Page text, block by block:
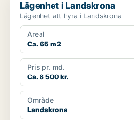
Lägenhet i Landskrona
Lägenhet att hyra i Landskrona
Areal
Ca. 65 m2
Pris pr. md.
Ca. 8 500 kr.
Område
Landskrona